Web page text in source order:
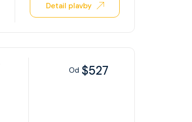
Detail plavby
Od $527